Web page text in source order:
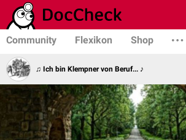
Community Flexikon Shop
♫ Ich bin Klempner von Beruf... ♪